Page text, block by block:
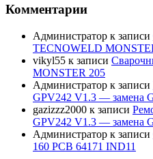
Комментарии
Администратор к записи
TECNOWELD
vikyl55 к записи
MONSTER 205
Администратор к записи
GPV242 V1.3 — замена
gazizzz2000 к записи
GPV242 V1.3 — замена
Администратор к записи
160 PCB 64171 IND11